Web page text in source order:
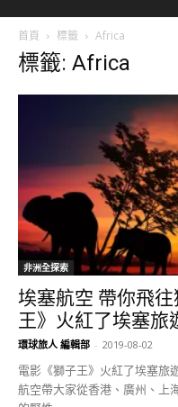
首頁 標籤 Africa
標籤: Africa
非洲全探索
埃塞航空 帶你飛
王》火紅了埃塞旅
環球旅人 編輯部 - 2019-08-02
電影《獅子王》火紅了埃塞旅
航空帶大家從香港、廣州、上